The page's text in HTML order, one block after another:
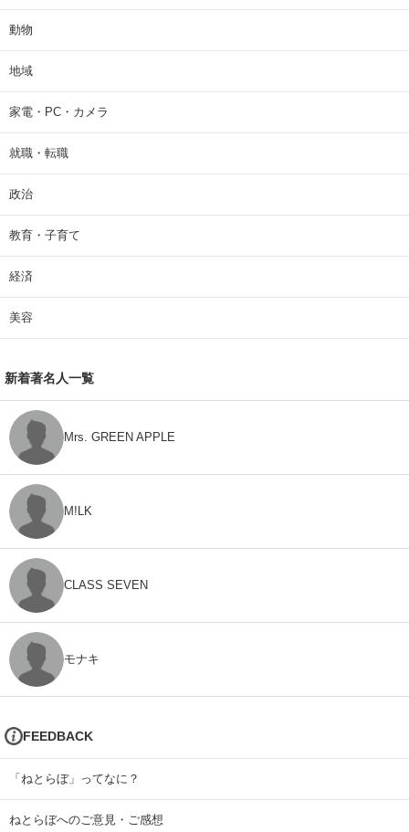
動物
地域
家電・PC・カメラ
就職・転職
政治
教育・子育て
経済
美容
新着著名人一覧
Mrs. GREEN APPLE
M!LK
CLASS SEVEN
モナキ
FEEDBACK
「ねとらぼ」ってなに？
ねとらぼへのご意見・ご感想